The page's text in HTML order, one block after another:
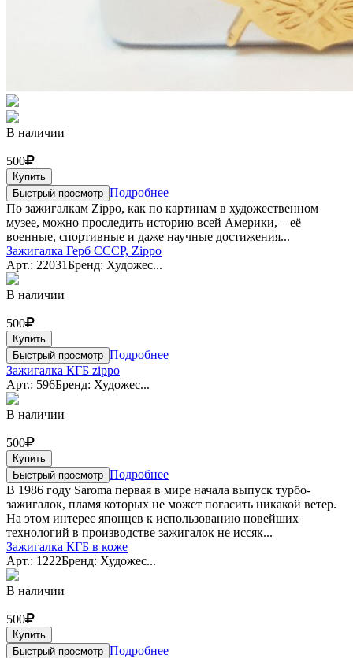
В наличии
500
Купить
Быстрый просмотр Подробнее
По зажигалкам Zippo, как по картинам в художественном
музее, можно проследить историю всей Америки, – её
военные, спортивные и даже научные достижения...
Зажигалка Герб СССР, Zippo
Арт.: 22031Бренд: Художес...
В наличии
500
Купить
Быстрый просмотр Подробнее
Зажигалка КГБ zippo
Арт.: 596Бренд: Художес...
В наличии
500
Купить
Быстрый просмотр Подробнее
В 1986 году Saroma первая в мире начала выпуск турбо-
зажигалок, пламя которых не может погасить никакой ветер.
На этом интерес японцев к использованию новейших
технологий в производстве зажигалок не иссяк...
Зажигалка КГБ в коже
Арт.: 1222Бренд: Художес...
В наличии
500
Купить
Быстрый просмотр Подробнее